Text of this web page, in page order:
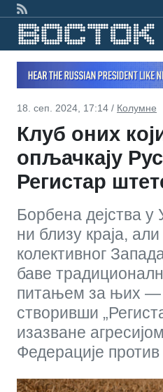
18. сеп. 2024, 17:14 / Колумне
Клуб оних
опљачкају
Регистар
Борбена дејства у
ни близу краја,
колективног
баве
питањем за њих —
створивши
изазване
Федерације против